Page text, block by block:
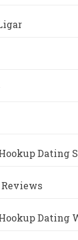
Dating
Reviews
Dating